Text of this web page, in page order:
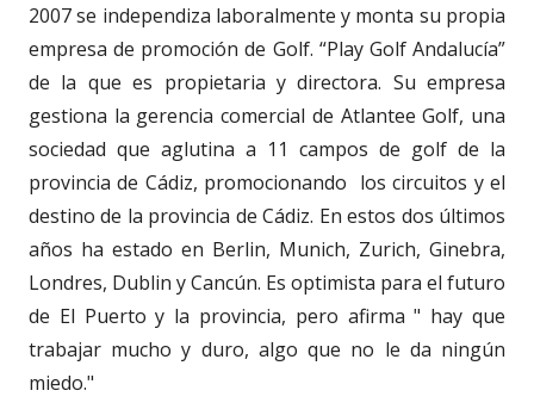
2007 se independiza laboralmente y monta su propia
empresa de promoción de Golf. “Play Golf Andalucía”
de la que es propietaria y directora. Su empresa
gestiona la gerencia comercial de Atlantee Golf, una
sociedad que aglutina a 11 campos de golf de la
provincia de Cádiz, promocionando los circuitos y el
destino de la provincia de Cádiz. En estos dos últimos
años ha estado en Berlin, Munich, Zurich, Ginebra,
Londres, Dublin y Cancún. Es optimista para el futuro
de El Puerto y la provincia, pero afirma " hay que
trabajar mucho y duro, algo que no le da ningún
miedo."